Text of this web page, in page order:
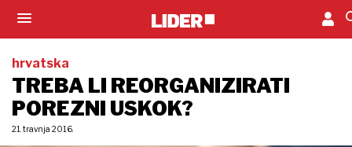
hrvatska
TREBA LI REORGANIZIRATI
POREZNI USKOK?
21. travnja 2016.